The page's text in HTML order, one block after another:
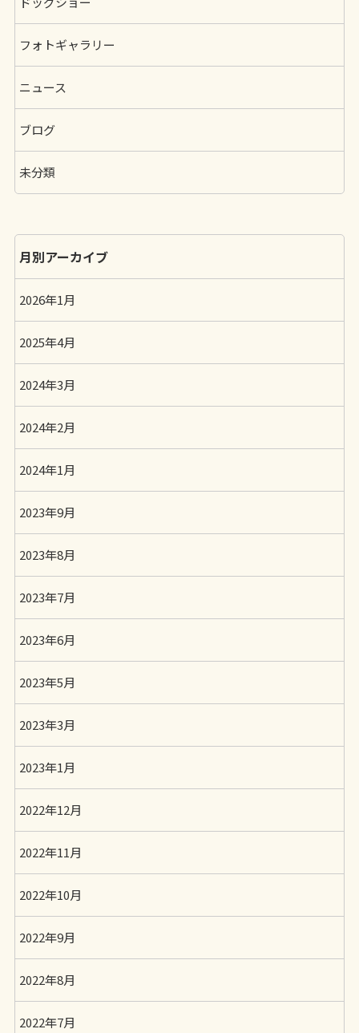
フォトギャラリー
ニュース
ブログ
未分類
月別アーカイブ
2026年1月
2025年4月
2024年3月
2024年2月
2024年1月
2023年9月
2023年8月
2023年7月
2023年6月
2023年5月
2023年3月
2023年1月
2022年12月
2022年11月
2022年10月
2022年9月
2022年8月
2022年7月